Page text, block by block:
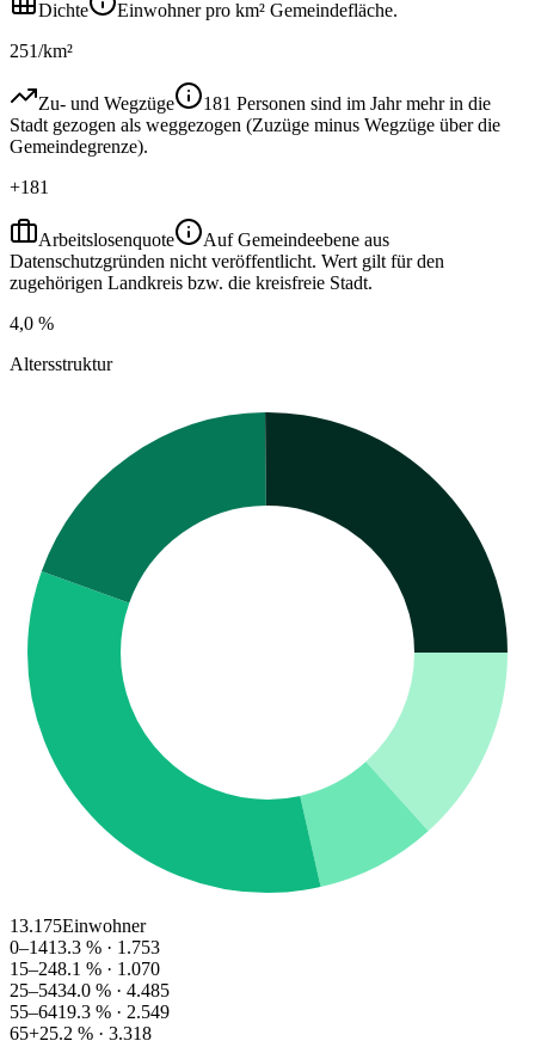
Dichte
Einwohner pro km² Gemeindefläche.
251/km²
Zu- und Wegzüge
181 Personen sind im Jahr mehr in die
Stadt gezogen als weggezogen (Zuzüge minus Wegzüge über die
Gemeindegrenze).
+181
Arbeitslosenquote
Auf Gemeindeebene aus
Datenschutzgründen nicht veröffentlicht. Wert gilt für den
zugehörigen Landkreis bzw. die kreisfreie Stadt.
4,0 %
Altersstruktur
13.175Einwohner
0–1413.3 % · 1.753
15–248.1 % · 1.070
25–5434.0 % · 4.485
55–6419.3 % · 2.549
65+25.2 % · 3.318